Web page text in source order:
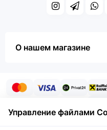
О нашем магазине
Управление файлами